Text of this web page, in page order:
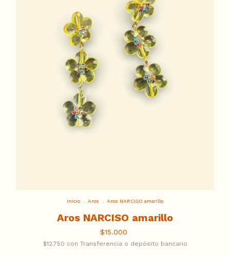
Inicio Aros Aros NARCISO amarillo
Aros NARCISO amarillo
$15.000
$12.750 con Transferencia o depósito bancario